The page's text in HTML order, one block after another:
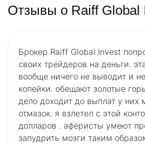
Отзывы о Raiff Global
Брокер Raiff Global Invest
своих трейдеров на деньги.
вообще ничего не выводит и
копейки. обещают золотые
дело доходит до выплат у них
отмазок. я взлетел с этой
долларов . аферисты умеют
запудрить мозги таким